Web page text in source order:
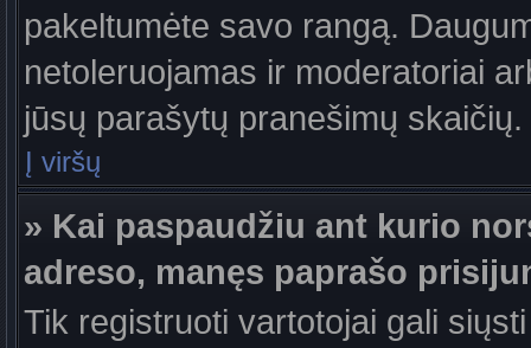
pakeltumėte savo rangą.
netoleruojamas ir moderatoriai
jūsų parašytų pranešimų skaičių.
Į viršų
» Kai paspaudžiu ant kurio
adreso, manęs paprašo
Tik registruoti vartotojai gali